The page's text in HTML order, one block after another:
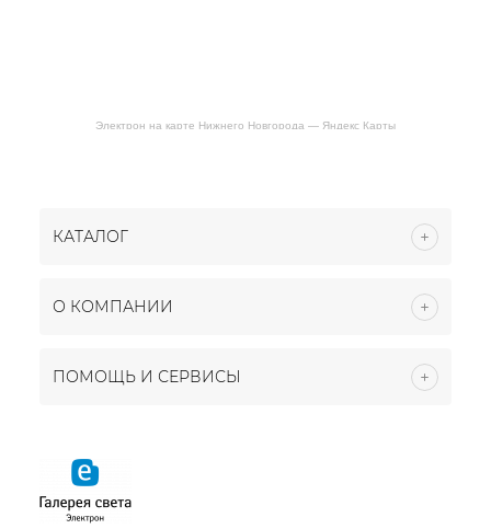
Электрон на карте Нижнего Новгорода — Яндекс Карты
КАТАЛОГ
О КОМПАНИИ
ПОМОЩЬ И СЕРВИСЫ